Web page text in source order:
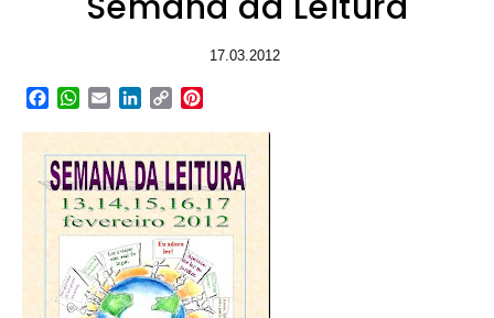
17.03.2012
Facebook
WhatsApp
EmailLinkedIn
Copy